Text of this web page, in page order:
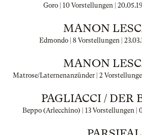
Goro | 10 Vorstellungen |
MANON
Edmondo | 8 Vorstellungen |
MANON
Matrose/Laternenanzünder | 2
PAGLIACCI / DER
Beppo (Arlecchino) | 13 Vorstellungen |